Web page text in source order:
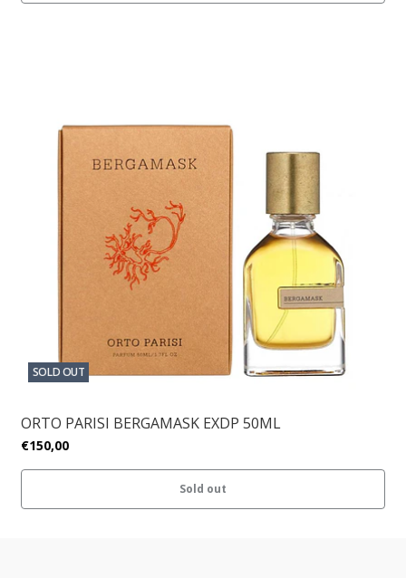
SOLD OUT
ORTO PARISI BERGAMASK EXDP 50ML
€150,00
Sold out